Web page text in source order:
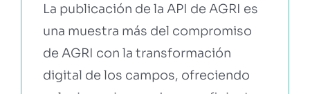
La publicación de la API de AGRI es
una muestra más del compromiso
de AGRI con la transformación
digital de los campos, ofreciendo